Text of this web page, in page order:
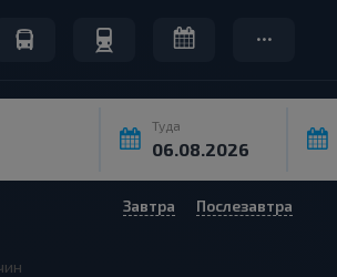
Туда
Завтра Послезавтра